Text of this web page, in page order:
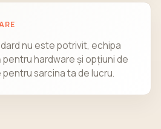
nu este potrivit, echipa
hardware și opțiuni de
sarcina ta de lucru.